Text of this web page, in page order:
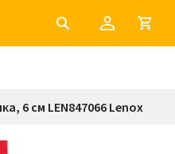
6 см LEN847066 Lenox